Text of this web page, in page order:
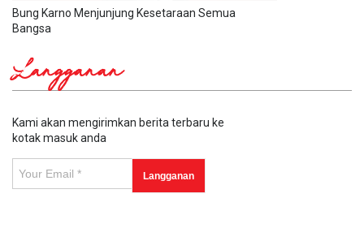
Bung Karno Menjunjung Kesetaraan Semua
Bangsa
Langganan
Kami akan mengirimkan berita terbaru ke
kotak masuk anda